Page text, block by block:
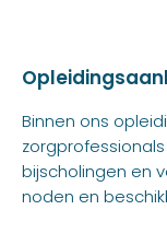
Binnen ons
bijscholingen en
noden en